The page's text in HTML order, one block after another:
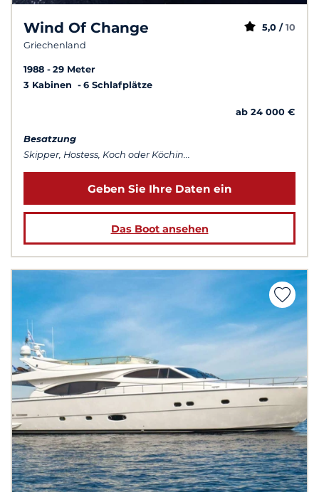
Wind Of Change
Griechenland
5,0 / 10
1988
29 Meter
3 Kabinen
6 Schlafplätze
ab 24 000 €
Besatzung
Skipper, Hostess, Koch oder Köchin...
Geben Sie Ihre Daten ein
Das Boot ansehen